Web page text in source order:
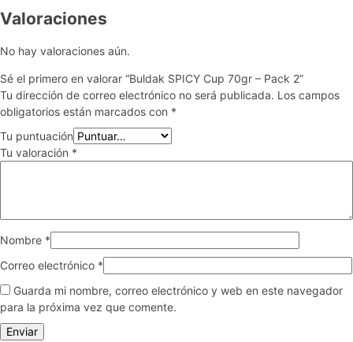
Valoraciones
No hay valoraciones aún.
Sé el primero en valorar “Buldak SPICY Cup 70gr – Pack 2”
Tu dirección de correo electrónico no será publicada. Los campos
obligatorios están marcados con *
Tu puntuación
Tu valoración *
Nombre *
Correo electrónico *
Guarda mi nombre, correo electrónico y web en este navegador
para la próxima vez que comente.